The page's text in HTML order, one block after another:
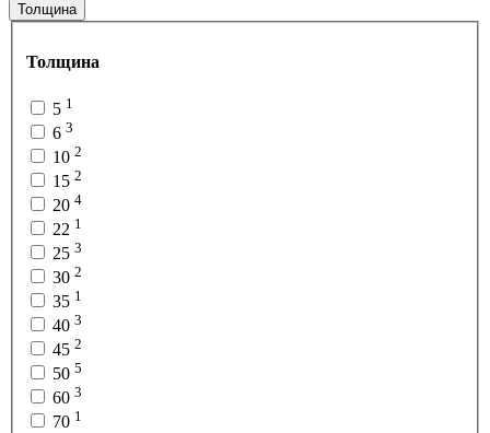
Толщина
Толщина
5 1
6 3
10 2
15 2
20 4
22 1
25 3
30 2
35 1
40 3
45 2
50 5
60 3
70 1